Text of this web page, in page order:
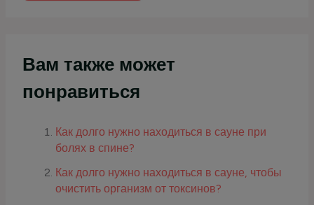
Вам также может
понравиться
Как долго нужно находиться в сауне при
болях в спине?
Как долго нужно находиться в сауне, чтобы
очистить организм от токсинов?